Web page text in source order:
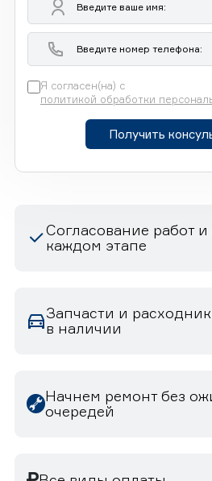
Я согласен(на) с
политикой обработки
Получить
Согласование работ
каждом этапе
Запчасти и
в наличии
Начнем ремонт без
очередей